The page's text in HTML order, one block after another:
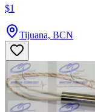
$1
Tijuana, BCN